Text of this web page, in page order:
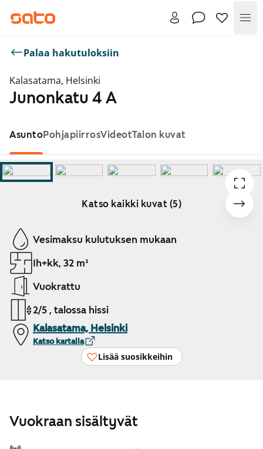
Palaa hakutuloksiin
Kalasatama, Helsinki
Junonkatu 4 A
AsuntoPohjapiirrosVideotTalon kuvat
Katso kaikki kuvat (5)
Näytetään dia 1 / 5
Vesimaksu kulutuksen mukaan
1h+kk, 32 m²
Vuokrattu
2/5 , talossa hissi
Kalasatama, Helsinki
Katso kartalla
Lisää suosikkeihin
Vuokraan sisältyvät